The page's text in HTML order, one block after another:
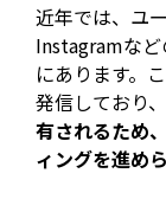
近年では、ユ
Instagramな
にあります。
発信しており、
有されるため
ィングを進め